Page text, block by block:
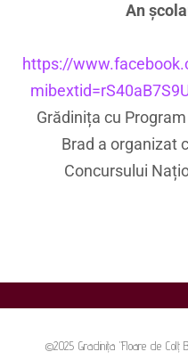
An
https://
Grădinița cu
Brad a organizat
Concursului
©2025 Gradinița "Floare de Colț